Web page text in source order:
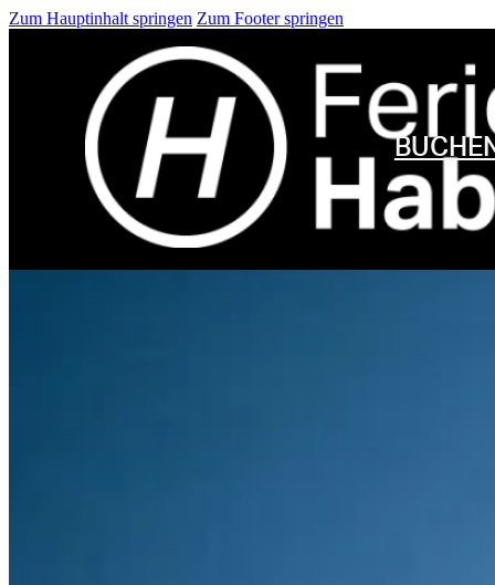
Zum Hauptinhalt springen Zum Footer springen